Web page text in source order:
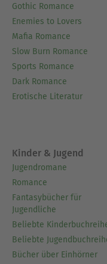
Gothic Romance
Enemies to Lovers
Mafia Romance
Slow Burn Romance
Sports Romance
Dark Romance
Erotische Literatur
Kinder & Jugend
Jugendromane
Romance
Fantasybücher für
Jugendliche
Beliebte
Beliebte
Bücher über Einhörner